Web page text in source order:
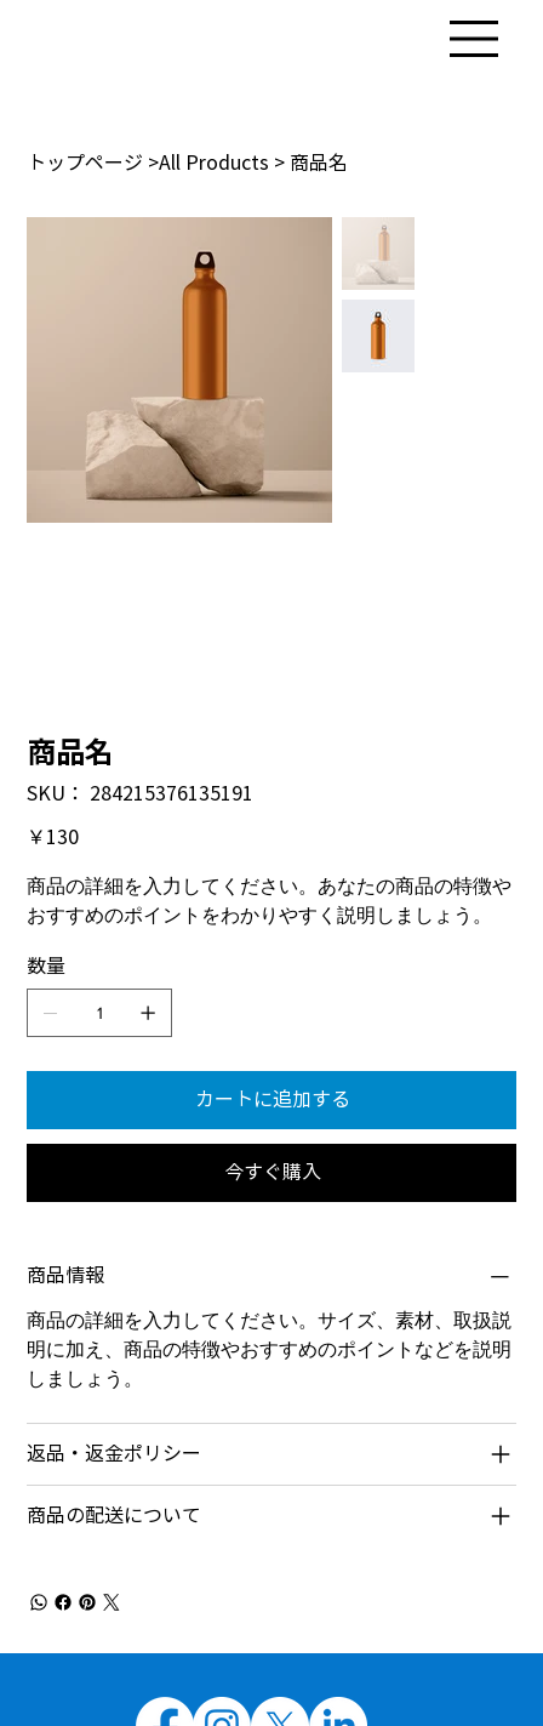
トップページ >All Products > 商品名
商品名
SKU：
SKU：
284215376135191
284215376135191
価
￥130
商品の詳細を入力してください。あなたの商品の特徴や
おすすめのポイントをわかりやすく説明しましょう。
数量
カートに追加する
今すぐ購入
商品情報
商品の詳細を入力してください。サイズ、素材、取扱説
明に加え、商品の特徴やおすすめのポイントなどを説明
しましょう。
返品・返金ポリシー
商品の配送について